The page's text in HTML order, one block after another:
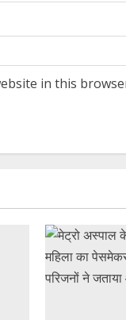
in this